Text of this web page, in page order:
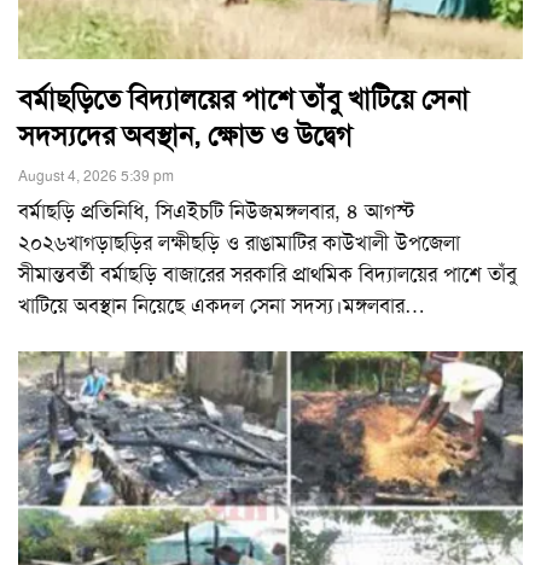
বর্মাছড়িতে বিদ্যালয়ের পাশে তাঁবু খাটিয়ে সেনা
সদস্যদের অবস্থান, ক্ষোভ ও উদ্বেগ
August 4, 2026 5:39 pm
বর্মাছড়ি প্রতিনিধি, সিএইচটি নিউজমঙ্গলবার, ৪ আগস্ট
২০২৬খাগড়াছড়ির লক্ষীছড়ি ও রাঙামাটির কাউখালী উপজেলা
সীমান্তবর্তী বর্মাছড়ি বাজারের সরকারি প্রাথমিক বিদ্যালয়ের পাশে তাঁবু
খাটিয়ে অবস্থান নিয়েছে একদল সেনা সদস্য।মঙ্গলবার…